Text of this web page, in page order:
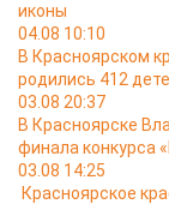
иконы
04.08 10:10
В Красноярском
родились 412
03.08 20:37
В Красноярске
финала конкурса
03.08 14:25
Красноярское